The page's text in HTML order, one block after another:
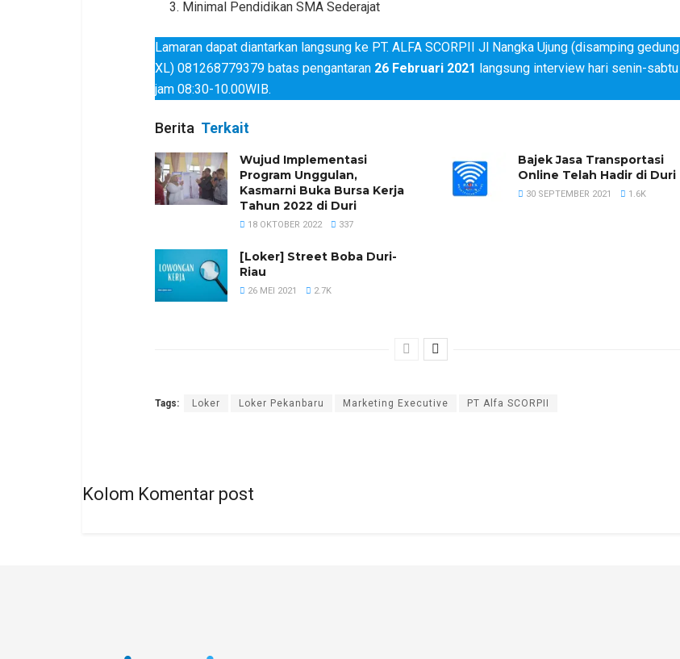
Minimal Pendidikan SMA Sederajat
Lamaran dapat diantarkan langsung ke PT. ALFA SCORPII Jl Nangka Ujung (disamping gedung
XL) 081268779379 batas pengantaran 26 Februari 2021 langsung interview hari senin-sabtu
jam 08:30-10.00WIB.
Berita Terkait
Wujud Implementasi
Program Unggulan,
Kasmarni Buka Bursa Kerja
Tahun 2022 di Duri
18 OKTOBER 2022 337
Bajek Jasa Transportasi
Online Telah Hadir di Duri
30 SEPTEMBER 2021 1.6K
[Loker] Street Boba Duri-
Riau
26 MEI 2021 2.7K
Tags: Loker Loker Pekanbaru Marketing Executive PT Alfa SCORPII
Kolom Komentar post